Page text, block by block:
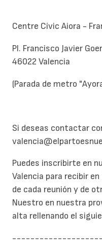
Centre Cívic Aiora -
Pl. Francisco Javier
46022 Valencia
(Parada de metro
Si deseas contactar
Puedes inscribirte en
Valencia para recibir
de cada reunión y de
Nuestro en nuestra
alta rellenando el